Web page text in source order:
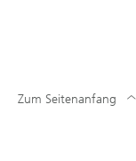
Zum Seitenanfang